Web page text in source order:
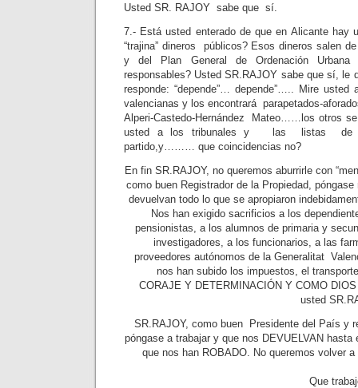
Usted SR. RAJOY sabe que sí.
7.- Está usted enterado de que en Alicante hay
“trajina” dineros públicos? Esos dineros salen
y del Plan General de Ordenación
responsables? Usted SR.RAJOY sabe que sí, le
responde: “depende”… depende”….. Mire usted
valencianas y los encontrará parapetados-
Alperi-Castedo-Hernández Mateo……los otros
usted a los tribunales y las listas de
partido,y……… que coincidencias no?
En fin SR.RAJOY, no queremos aburrirle con
como buen Registrador de la Propiedad,
devuelvan todo lo que se apropiaron
Nos han exigido sacrificios a los
pensionistas, a los alumnos de primaria y
investigadores, a los funcionarios, a las
proveedores autónomos de la Generalitat
nos han subido los impuestos, el
CORAJE Y DETERMINACIÓN Y COMO
usted
SR.RAJOY, como buen Presidente del País y
póngase a trabajar y que nos DEVUELVAN
que nos han ROBADO. No queremos volver a
Que